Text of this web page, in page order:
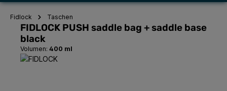
Fidlock Taschen
FIDLOCK PUSH saddle bag + saddle base
black
Volumen: 400 ml